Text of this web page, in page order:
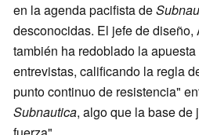
en la agenda pacifista de
desconocidas. El jefe de diseño,
también ha redoblado la
entrevistas, calificando la regla
punto continuo de resistencia"
Subnautica, algo que la base de